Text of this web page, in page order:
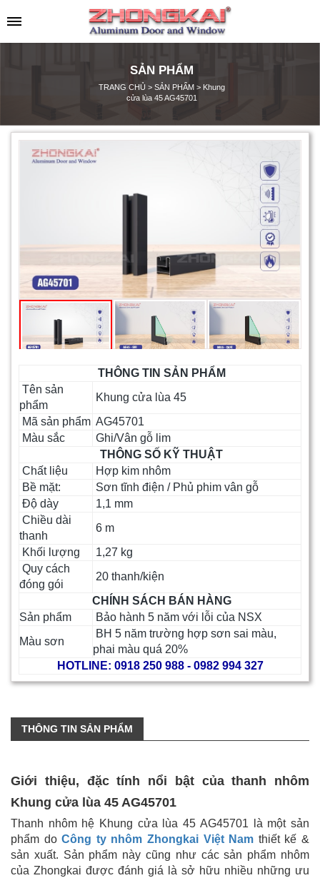
SẢN PHẨM
TRANG CHỦ > SẢN PHẨM > Khung
cửa lùa 45 AG45701
THÔNG TIN SẢN PHẨM
Tên sản
phẩm
Khung cửa lùa 45
Mã sản phẩm AG45701
Màu sắc
Ghi/Vân gỗ lim
THÔNG SỐ KỸ THUẬT
Chất liệu
Hợp kim nhôm
Bề mặt:
Sơn tĩnh điện / Phủ phim vân gỗ
Độ dày
1,1 mm
Chiều dài
thanh
6 m
Khối lượng
1,27 kg
Quy cách
đóng gói
20 thanh/kiện
CHÍNH SÁCH BÁN HÀNG
Sản phẩm
Bảo hành 5 năm với lỗi của NSX
Màu sơn
BH 5 năm trường hợp sơn sai màu,
phai màu quá 20%
HOTLINE: 0918 250 988 - 0982 994 327
THÔNG TIN SẢN PHẨM
Giới thiệu, đặc tính nổi bật của thanh nhôm
Khung cửa lùa 45 AG45701
Thanh nhôm hệ Khung cửa lùa 45 AG45701 là một sản
phẩm doCông ty nhôm Zhongkai Việt Nam thiết kế &
sản xuất. Sản phẩm này cũng như các sản phẩm nhôm
của Zhongkai được đánh giá là sở hữu nhiều những ưu